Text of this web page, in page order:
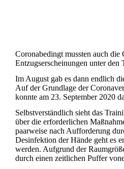
Coronabedingt mussten auch die
Entzugserscheinungen unter
Im August gab es dann endlich
Auf der Grundlage der
konnte am 23. September 2020
Selbstverständlich sieht das
über die erforderlichen
paarweise nach Aufforderung
Desinfektion der Hände geht es
werden. Aufgrund der
durch einen zeitlichen Puffer